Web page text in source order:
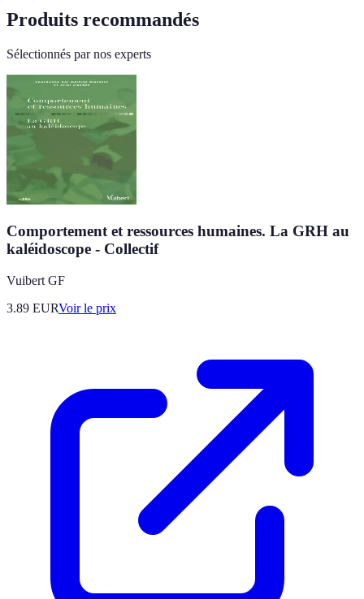
Produits recommandés
Sélectionnés par nos experts
Comportement et ressources humaines. La GRH au
kaléidoscope - Collectif
Vuibert GF
3.89 EURVoir le prix